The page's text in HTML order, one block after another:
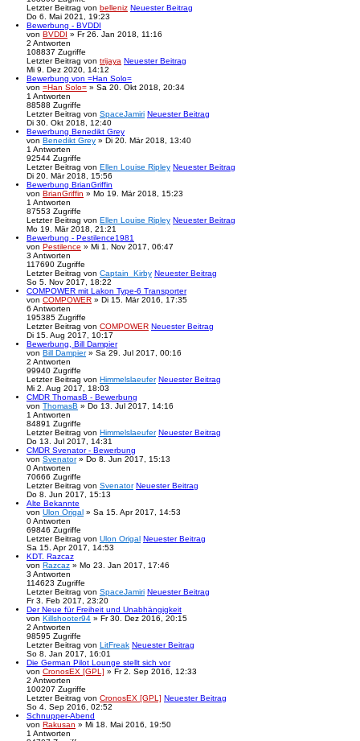
Letzter Beitrag von belleniz Neuester Beitrag
Do 6. Mai 2021, 19:23
Bewerbung - BVDDI
von BVDDI » Fr 26. Jan 2018, 11:16
2 Antworten
108837 Zugriffe
Letzter Beitrag von trijaya Neuester Beitrag
Mi 9. Dez 2020, 14:12
Bewerbung von =Han Solo=
von =Han Solo= » Sa 20. Okt 2018, 20:34
1 Antworten
88588 Zugriffe
Letzter Beitrag von SpaceJamiri Neuester Beitrag
Di 30. Okt 2018, 12:40
Bewerbung Benedikt Grey
von Benedikt Grey » Di 20. Mär 2018, 13:40
1 Antworten
92544 Zugriffe
Letzter Beitrag von Ellen Louise Ripley Neuester Beitrag
Di 20. Mär 2018, 15:56
Bewerbung BrianGriffin
von BrianGriffin » Mo 19. Mär 2018, 15:23
1 Antworten
87553 Zugriffe
Letzter Beitrag von Ellen Louise Ripley Neuester Beitrag
Mo 19. Mär 2018, 21:21
Bewerbung - Pestilence1981
von Pestilence » Mi 1. Nov 2017, 06:47
3 Antworten
117690 Zugriffe
Letzter Beitrag von Captain_Kirby Neuester Beitrag
So 5. Nov 2017, 18:22
COMPOWER mit Lakon Type-6 Transporter
von COMPOWER » Di 15. Mär 2016, 17:35
6 Antworten
195385 Zugriffe
Letzter Beitrag von COMPOWER Neuester Beitrag
Di 15. Aug 2017, 10:17
Bewerbung, Bill Dampier
von Bill Dampier» Sa 29. Jul 2017, 00:16
2 Antworten
99940 Zugriffe
Letzter Beitrag von Himmelslaeufer Neuester Beitrag
Mi 2. Aug 2017, 18:03
CMDR ThomasB - Bewerbung
von ThomasB » Do 13. Jul 2017, 14:16
1 Antworten
84891 Zugriffe
Letzter Beitrag von Himmelslaeufer Neuester Beitrag
Do 13. Jul 2017, 14:31
CMDR Svenator - Bewerbung
von Svenator» Do 8. Jun 2017, 15:13
0Antworten
70666 Zugriffe
Letzter Beitrag von Svenator Neuester Beitrag
Do 8. Jun 2017, 15:13
Alte Bekannte
von Ulon Origal » Sa 15. Apr 2017, 14:53
0Antworten
69846 Zugriffe
Letzter Beitrag von Ulon Origal Neuester Beitrag
Sa 15. Apr 2017, 14:53
KDT. Razcaz
von Razcaz » Mo 23. Jan 2017, 17:46
3 Antworten
114623 Zugriffe
Letzter Beitrag von SpaceJamiri Neuester Beitrag
Fr 3. Feb 2017, 23:20
Der Neue für Freiheit und Unabhängigkeit
von Killshooter94 » Fr 30. Dez 2016, 20:15
2 Antworten
98595 Zugriffe
Letzter Beitrag von LitFreak Neuester Beitrag
So 8. Jan 2017, 16:01
Die German Pilot Lounge stellt sich vor
von CronosEX [GPL] » Fr 2. Sep 2016, 12:33
2 Antworten
100207 Zugriffe
Letzter Beitrag von CronosEX [GPL] Neuester Beitrag
So 4. Sep 2016, 02:52
Schnupper-Abend
von Rakusan » Mi 18. Mai 2016, 19:50
1 Antworten